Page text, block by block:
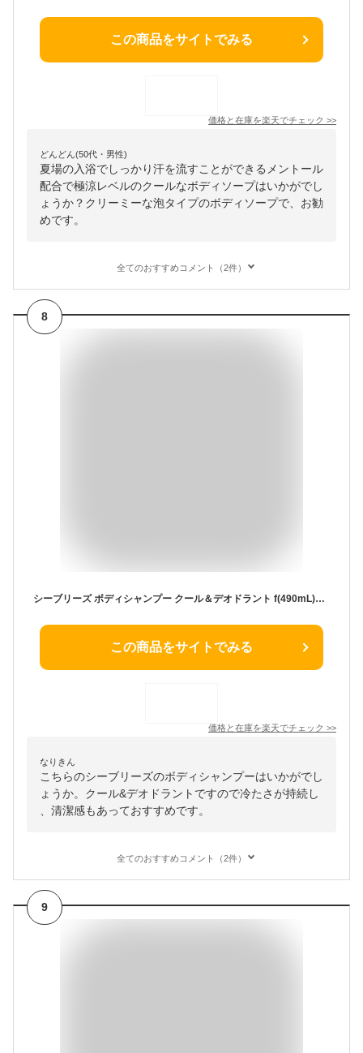
この商品をサイトでみる
価格と在庫を楽天でチェック >>
どんどん(50代・男性)
夏場の入浴でしっかり汗を流すことができるメントール
配合で極涼レベルのクールなボディソープはいかがでし
ょうか？クリーミーな泡タイプのボディソープで、お勧
めです。
全てのおすすめコメント（2件）
8
シーブリーズ ボディシャンプー クール＆デオドラント f(490mL)【シーブリーズ】
この商品をサイトでみる
価格と在庫を楽天でチェック >>
なりきん
こちらのシーブリーズのボディシャンプーはいかがでし
ょうか。クール&デオドラントですので冷たさが持続し
、清潔感もあっておすすめです。
全てのおすすめコメント（2件）
9